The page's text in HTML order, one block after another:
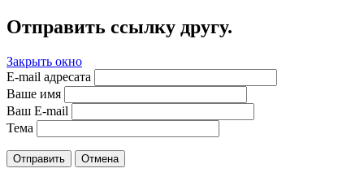
Отправить ссылку другу.
Закрыть окно
E-mail адресата
Ваше имя
Ваш E-mail
Тема
Отправить Отмена